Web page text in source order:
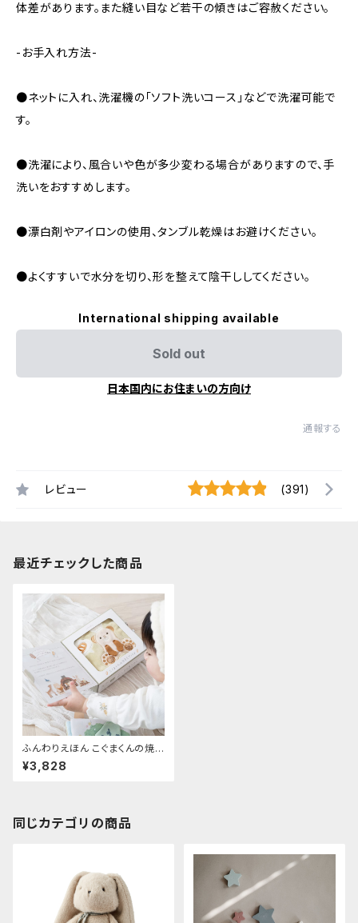
体差があります。また縫い目など若干の傾きはご容赦ください。
-お手入れ方法-
●ネットに入れ、洗濯機の「ソフト洗いコース」などで洗濯可能で
す。
●洗濯により、風合いや色が多少変わる場合がありますので、手
洗いをおすすめします。
●漂白剤やアイロンの使用、タンブル乾燥はお避けください。
●よくすすいで水分を切り、形を整えて陰干ししてください。
International shipping available
Sold out
日本国内にお住まいの方向け
通報する
レビュー (391)
最近チェックした商品
ふんわりえほん こぐまくんの焼き
立てパン
¥3,828
同じカテゴリの商品